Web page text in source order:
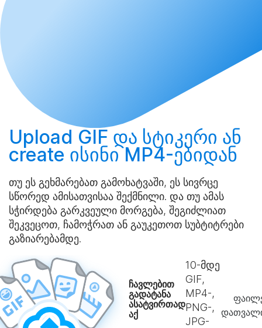
Upload GIF და სტიკერი ან
create ისინი MP4-ებიდან
თუ ეს გეხმარებათ გამოხატვაში, ეს სივრცე
სწორედ ამისათვისაა შექმნილი. და თუ ამას
სჭირდება გარკვეული მორგება, შეგიძლიათ
შეკვეცოთ, ჩამოჭრათ ან გაუკეთოთ სუბტიტრები
გაზიარებამდე.
ჩავლებით
გადატანა
ასატვირთად
აქ
10-მდე
GIF,
MP4-,
PNG-,
JPG-